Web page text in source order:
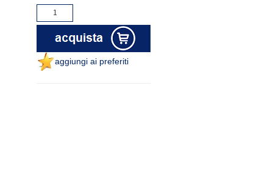
aggiungi ai preferiti